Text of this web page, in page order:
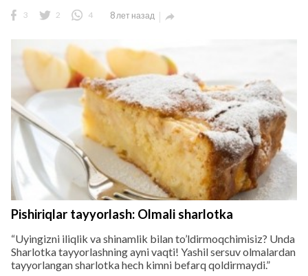
3 2 4 8 лет назад 
Pishiriqlar tayyorlash: Olmali sharlotka
“Uyingizni iliqlik va shinamlik bilan to’ldirmoqchimisiz? Unda
Sharlotka tayyorlashning ayni vaqti! Yashil sersuv olmalardan
tayyorlangan sharlotka hech kimni befarq qoldirmaydi.”